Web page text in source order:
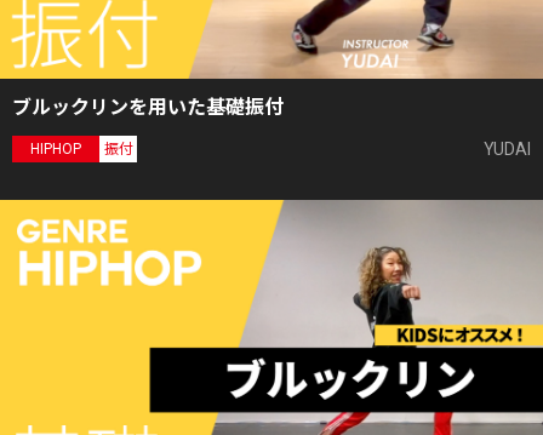
ブルックリンを用いた基礎振付
HIPHOP 振付 YUDAI